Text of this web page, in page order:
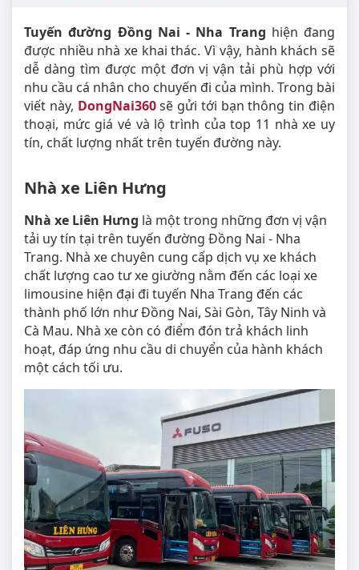
Tuyến đường Đồng Nai - Nha Trang hiện đang
được nhiều nhà xe khai thác. Vì vậy, hành khách sẽ
dễ dàng tìm được một đơn vị vận tải phù hợp với
nhu cầu cá nhân cho chuyến đi của mình. Trong bài
viết này, DongNai360 sẽ gửi tới bạn thông tin điện
thoại, mức giá vé và lộ trình của top 11 nhà xe uy
tín, chất lượng nhất trên tuyến đường này.
Nhà xe Liên Hưng
Nhà xe Liên Hưng là một trong những đơn vị vận
tải uy tín tại trên tuyến đường Đồng Nai - Nha
Trang. Nhà xe chuyên cung cấp dịch vụ xe khách
chất lượng cao tư xe giường nằm đến các loại xe
limousine hiện đại đi tuyến Nha Trang đến các
thành phố lớn như Đồng Nai, Sài Gòn, Tây Ninh và
Cà Mau. Nhà xe còn có điểm đón trả khách linh
hoạt, đáp ứng nhu cầu di chuyển của hành khách
một cách tối ưu.